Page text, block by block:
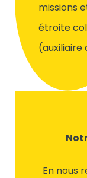
missions
étroite
(auxiliaire
En nous